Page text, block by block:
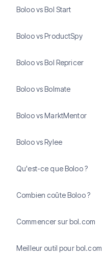
Boloo vs Bol Start
Boloo vs ProductSpy
Boloo vs Bol Repricer
Boloo vs Bolmate
Boloo vs MarktMentor
Boloo vs Rylee
Qu'est-ce que Boloo ?
Combien coûte Boloo ?
Commencer sur bol.com
Meilleur outil pour bol.com